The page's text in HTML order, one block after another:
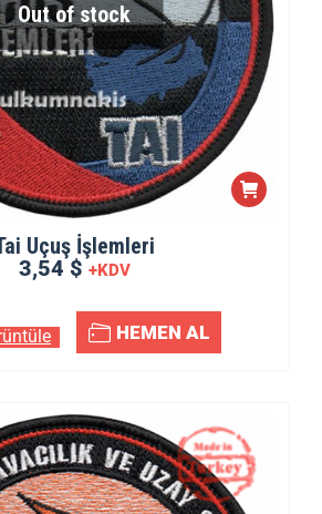
Out of stock
Uçuş İşlemleri
3,54 $+KDV
HEMEN AL